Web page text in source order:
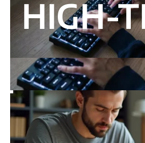
HIGH-
Clavier qwerty
frappe garanti de